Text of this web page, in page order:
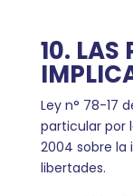
10. LAS
Ley n° 78-17
particular por
2004 sobre la
libertades.